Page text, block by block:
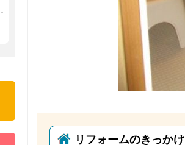
リフォームのきっかけ